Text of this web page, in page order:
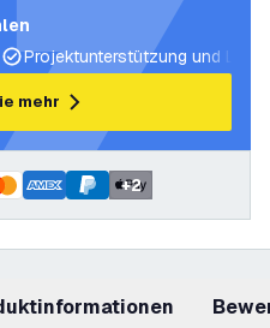
Projektunterstützung und
mehr
+2